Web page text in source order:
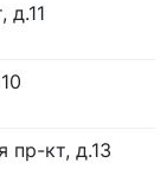
д.11
пр-кт, д.13